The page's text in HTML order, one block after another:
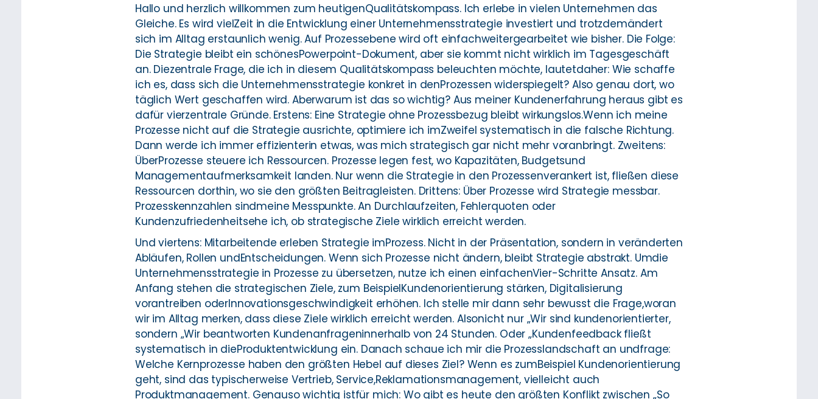
Hallo und herzlich willkommen zum heutigenQualitätskompass. Ich erlebe in vielen Unternehmen das
Gleiche. Es wird vielZeit in die Entwicklung einer Unternehmensstrategie investiert und trotzdemändert
sich im Alltag erstaunlich wenig. Auf Prozessebene wird oft einfachweitergearbeitet wie bisher. Die Folge:
Die Strategie bleibt ein schönesPowerpoint-Dokument, aber sie kommt nicht wirklich im Tagesgeschäft
an. Diezentrale Frage, die ich in diesem Qualitätskompass beleuchten möchte, lautetdaher: Wie schaffe
ich es, dass sich die Unternehmensstrategie konkret in denProzessen widerspiegelt? Also genau dort, wo
täglich Wert geschaffen wird. Aberwarum ist das so wichtig? Aus meiner Kundenerfahrung heraus gibt es
dafür vierzentrale Gründe. Erstens: Eine Strategie ohne Prozessbezug bleibt wirkungslos.Wenn ich meine
Prozesse nicht auf die Strategie ausrichte, optimiere ich imZweifel systematisch in die falsche Richtung.
Dann werde ich immer effizienterin etwas, was mich strategisch gar nicht mehr voranbringt. Zweitens:
ÜberProzesse steuere ich Ressourcen. Prozesse legen fest, wo Kapazitäten, Budgetsund
Managementaufmerksamkeit landen. Nur wenn die Strategie in den Prozessenverankert ist, fließen diese
Ressourcen dorthin, wo sie den größten Beitragleisten. Drittens: Über Prozesse wird Strategie messbar.
Prozesskennzahlen sindmeine Messpunkte. An Durchlaufzeiten, Fehlerquoten oder
Kundenzufriedenheitsehe ich, ob strategische Ziele wirklich erreicht werden.
Und viertens: Mitarbeitende erleben Strategie imProzess. Nicht in der Präsentation, sondern in veränderten
Abläufen, Rollen undEntscheidungen. Wenn sich Prozesse nicht ändern, bleibt Strategie abstrakt. Umdie
Unternehmensstrategie in Prozesse zu übersetzen, nutze ich einen einfachenVier-Schritte Ansatz. Am
Anfang stehen die strategischen Ziele, zum BeispielKundenorientierung stärken, Digitalisierung
vorantreiben oderInnovationsgeschwindigkeit erhöhen. Ich stelle mir dann sehr bewusst die Frage,woran
wir im Alltag merken, dass diese Ziele wirklich erreicht werden. Alsonicht nur „Wir sind kundenorientierter,
sondern „Wir beantworten Kundenanfrageninnerhalb von 24 Stunden. Oder „Kundenfeedback fließt
systematisch in dieProduktentwicklung ein. Danach schaue ich mir die Prozesslandschaft an undfrage:
Welche Kernprozesse haben den größten Hebel auf dieses Ziel? Wenn es zumBeispiel Kundenorientierung
geht, sind das typischerweise Vertrieb, Service,Reklamationsmanagement, vielleicht auch
Produktmanagement. Genauso wichtig istfür mich: Wo gibt es heute den größten Konflikt zwischen „So